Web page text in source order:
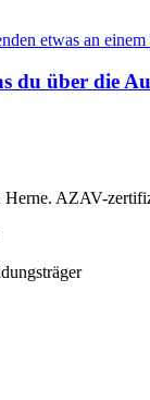
du über die
AZAV-